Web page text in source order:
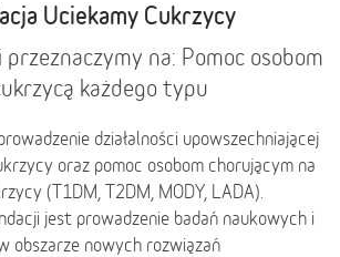
Uciekamy Cukrzycy
na: Pomoc osobom
każdego typu
działalności upowszechniającej
oraz pomoc osobom chorującym na
(T1DM, T2DM, MODY, LADA).
jest prowadzenie badań naukowych i
obszarze nowych rozwiązań